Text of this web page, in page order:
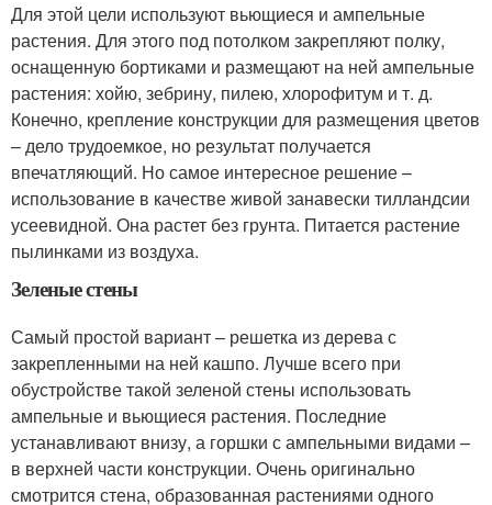
Для этой цели используют вьющиеся и ампельные
растения. Для этого под потолком закрепляют полку,
оснащенную бортиками и размещают на ней ампельные
растения: хойю, зебрину, пилею, хлорофитум и т. д.
Конечно, крепление конструкции для размещения цветов
– дело трудоемкое, но результат получается
впечатляющий. Но самое интересное решение –
использование в качестве живой занавески тилландсии
усеевидной. Она растет без грунта. Питается растение
пылинками из воздуха.
Зеленые стены
Самый простой вариант – решетка из дерева с
закрепленными на ней кашпо. Лучше всего при
обустройстве такой зеленой стены использовать
ампельные и вьющиеся растения. Последние
устанавливают внизу, а горшки с ампельными видами –
в верхней части конструкции. Очень оригинально
смотрится стена, образованная растениями одного